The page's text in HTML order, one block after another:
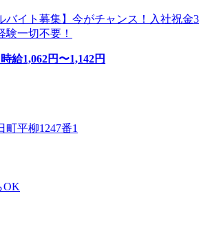
バイト募集】今がチャンス！入社祝金3
一切不要！
時給1,062円〜1,142円
平柳1247番1
OK